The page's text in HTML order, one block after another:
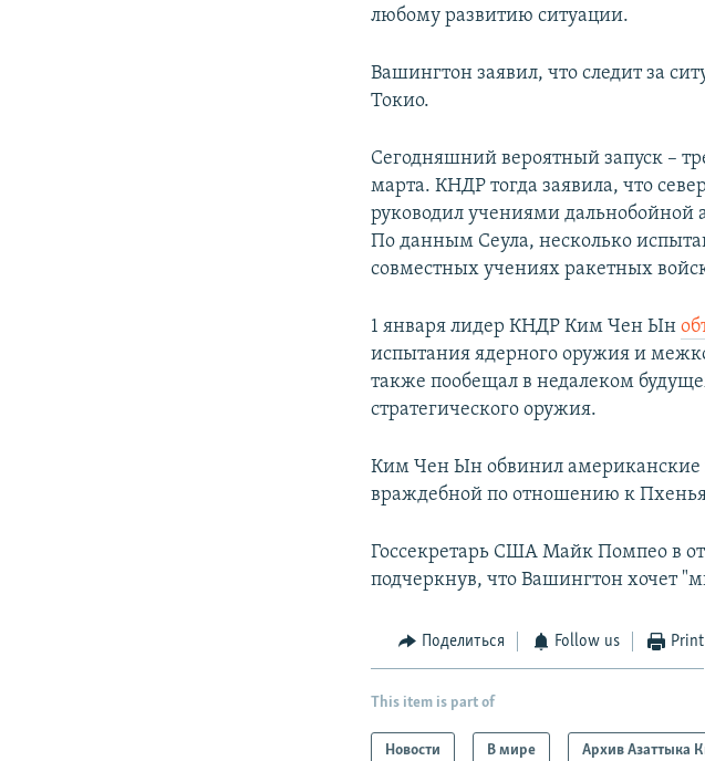
любому развитию ситуации.
Вашингтон заявил, что следит за
Токио.
Сегодняшний вероятный запуск –
марта. КНДР тогда заявила, что
руководил учениями дальнобойной
По данным Сеула, несколько
совместных учениях ракетных
1 января лидер КНДР Ким Чен Ын
испытания ядерного оружия и
также пообещал в недалеком
стратегического оружия.
Ким Чен Ын обвинил американские
враждебной по отношению к
Госсекретарь США Майк Помпео в
подчеркнув, что Вашингтон хочет
Поделиться Follow us Print
This item is part of
Новости В мире Архив Азаттыка